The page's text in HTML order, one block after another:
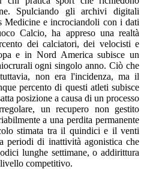
Spulciando gli archivi digitali
Medicine e incrociandoli con i dati
Calcio, ha appreso una realtà
dei calciatori, dei velocisti e
e in Nord America subisce un
ogni singolo anno. Ciò che
non era l'incidenza, ma il
percento di questi atleti subisce
posizione a causa di un processo
un recupero non gestito
a una perdita permanente
stimata tra il quindici e il venti
periodi di inattività agonistica che
lunghe settimane, o addirittura
competitivo.